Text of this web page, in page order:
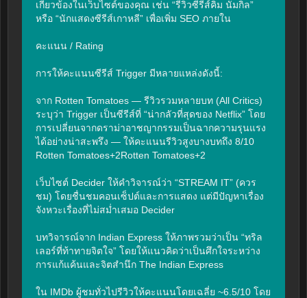
เกี่ยวข้องในเว็บไซต์ของคุณ เช่น “รีวิวซีรีส์คิม นัมกิล”
หรือ “นักแสดงซีรีส์เกาหลี” เพื่อเพิ่ม SEO ภายใน
คะแนน / Rating
การให้คะแนนซีรีส์ Trigger มีหลายแหล่งดังนี้:
จาก Rotten Tomatoes — รีวิวรวมหลายบท (All Critics)
ระบุว่า Trigger เป็นซีรีส์ที่ “น่ากลัวที่สุดของ Netflix” โดย
การเปลี่ยนจากดราม่าอาชญากรรมเป็นฉากความรุนแรง
ได้อย่างน่าสะพรึง — ให้คะแนนรีวิวสูงบางบทถึง 8/10
Rotten Tomatoes+2Rotten Tomatoes+2
เว็บไซต์ Decider ให้คำวิจารณ์ว่า “STREAM IT” (ควร
ชม) โดยชื่นชมคอนเซ็ปต์และการแสดง แต่มีปัญหาเรื่อง
จังหวะเรื่องที่ไม่สม่ำเสมอ Decider
บทวิจารณ์จาก Indian Express ให้ภาพรวมว่าเป็น “ทริล
เลอร์ที่ท้าทายจิตใจ” โดยให้แนวคิดว่าเป็นศึกใจระหว่าง
การแก้แค้นและจิตสำนึก The Indian Express
ใน IMDb ผู้ชมทั่วไปรีวิวให้คะแนนโดยเฉลี่ย ~6.5/10 โดย